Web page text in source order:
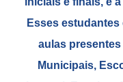
Esses
aulas
Municipais,